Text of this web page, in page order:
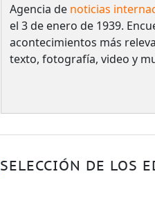
Agencia de noticias
el 3 de enero de 1939.
acontecimientos más
texto, fotografía, video y
SELECCIÓN DE LOS